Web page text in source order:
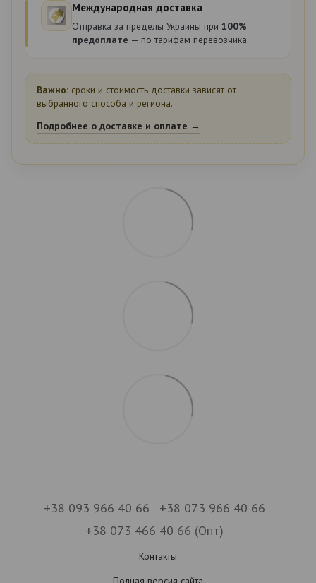
Международная доставка
Отправка за пределы Украины при 100%
предоплате — по тарифам перевозчика.
Важно: сроки и стоимость доставки зависят от
выбранного способа и региона.
Подробнее о доставке и оплате →
+38 093 966 40 66
+38 073 966 40 66
+38 073 466 40 66 (Опт)
Контакты